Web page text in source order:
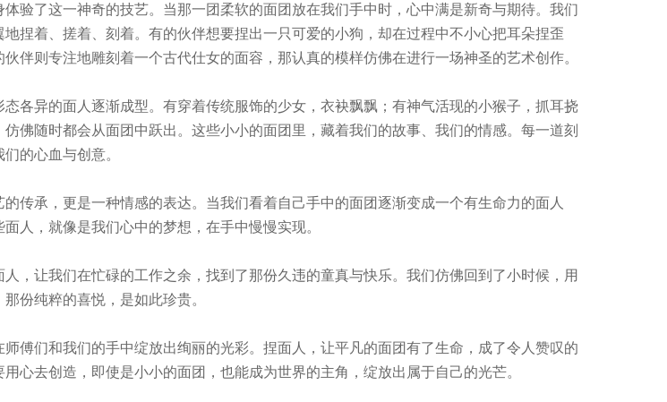
验了这一神奇的技艺。当那一团柔软的面团放在我们手中时，心中满是新奇与期待。我们
捏着、搓着、刻着。有的伙伴想要捏出一只可爱的小狗，却在过程中不小心把耳朵捏歪
伴则专注地雕刻着一个古代仕女的面容，那认真的模样仿佛在进行一场神圣的艺术创作。
各异的面人逐渐成型。有穿着传统服饰的少女，衣袂飘飘；有神气活现的小猴子，抓耳挠
佛随时都会从面团中跃出。这些小小的面团里，藏着我们的故事、我们的情感。每一道刻
的心血与创意。
传承，更是一种情感的表达。当我们看着自己手中的面团逐渐变成一个有生命力的面人
人，就像是我们心中的梦想，在手中慢慢实现。
让我们在忙碌的工作之余，找到了那份久违的童真与快乐。我们仿佛回到了小时候，用
份纯粹的喜悦，是如此珍贵。
傅们和我们的手中绽放出绚丽的光彩。捏面人，让平凡的面团有了生命，成了令人赞叹的
心去创造，即使是小小的面团，也能成为世界的主角，绽放出属于自己的光芒。